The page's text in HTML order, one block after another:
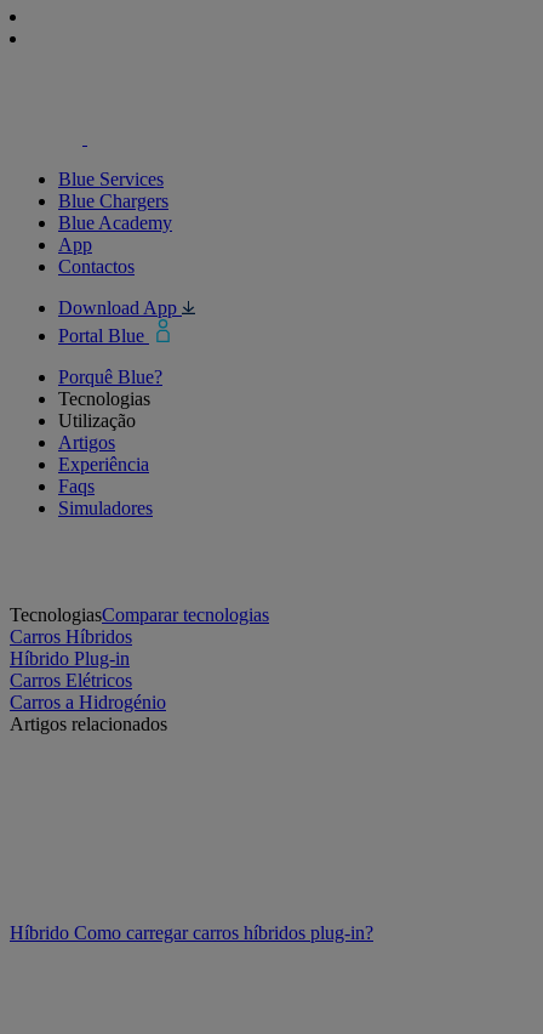
Blue Services
Blue Chargers
Blue Academy
App
Contactos
Download App
Portal Blue
Porquê Blue?
Tecnologias
Utilização
Artigos
Experiência
Faqs
Simuladores
TecnologiasComparar tecnologias
Carros Híbridos
Híbrido Plug-in
Carros Elétricos
Carros a Hidrogénio
Artigos relacionados
Híbrido Como carregar carros híbridos plug-in?